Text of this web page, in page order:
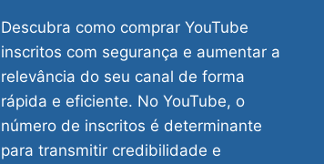
Descubra como comprar YouTube
inscritos com segurança e aumentar a
relevância do seu canal de forma
rápida e eficiente. No YouTube, o
número de inscritos é determinante
para transmitir credibilidade e